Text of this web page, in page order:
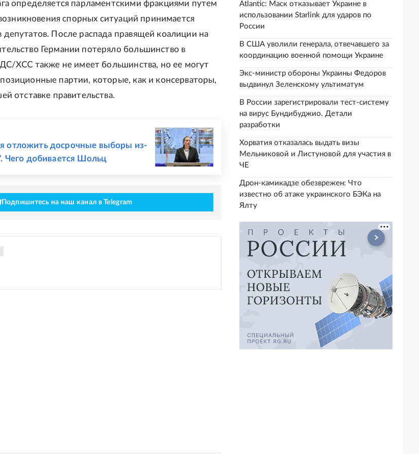
определяется парламентскими фракциями путем
спорных ситуаций принимается
После распада правящей коалиции на
Германии потеряло большинство в
ХСС также не имеет большинства, но ее могут
партии, которые, как и консерваторы,
отставке правительства.
отложить досрочные выборы из-
Чего добивается Шольц
Подпишитесь на наш канал в Telegram
Atlantic: Маск отказывает Украине в
использовании Starlink для ударов по
России
В США уволили генерала, отвечавшего за
координацию военной помощи Украине
Экс-министр обороны Украины Федоров
выдвинул Зеленскому ультиматум
В России зарегистрировали тест-систему
на вирус Бундибуджио. Детали
разработки
Хорватия отказалась выдать визы
Мельниковой и Листуновой для участия в
ЧЕ
Дрон-камикадзе обезврежен: Что
известно об атаке украинского БЭКа на
Ялту